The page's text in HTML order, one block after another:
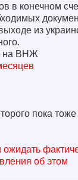
в конечном
из
на ВНЖ
пока
об этом